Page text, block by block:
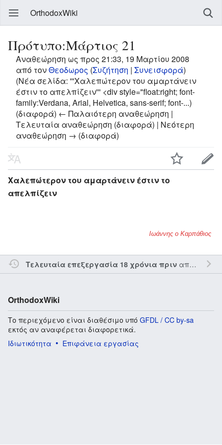
OrthodoxWiki
Πρότυπο:Μάρτιος 21
Αναθεώρηση ως προς 21:33, 19 Μαρτίου 2008
από τονΘεοδωρος (Συζήτηση | Συνεισφορά)
(Νέα σελίδα: '''Χαλεπώτερον του αμαρτάνειν
έστιν το απελπίζειν''' <div style="float:right; font-
family:Verdana, Arial, Helvetica, sans-serif; font-...)
(διαφορά) ← Παλαιότερη αναθεώρηση |
Τελευταία αναθεώρηση (διαφορά) | Νεότερη
αναθεώρηση → (διαφορά)
Χαλεπώτερον του αμαρτάνειν έστιν το
απελπίζειν
Ιωάννης ο Καρπάθιος
Τελευταία επεξεργασία 18 χρόνια πριναπό τον την
OrthodoxWiki
Το περιεχόμενο είναι διαθέσιμο υπό GFDL / CC by-sa
εκτός αν αναφέρεται διαφορετικά.
Ιδιωτικότητα
Επιφάνεια εργασίας